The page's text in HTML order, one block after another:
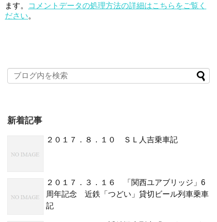
ます。
コメントデータの処理方法の詳細はこちらをご覧く
ださい。
新着記事
２０１７．８．１０ ＳＬ人吉乗車記
２０１７．３．１６ 「関西ユアブリッジ」6
周年記念 近鉄「つどい」貸切ビール列車乗車
記